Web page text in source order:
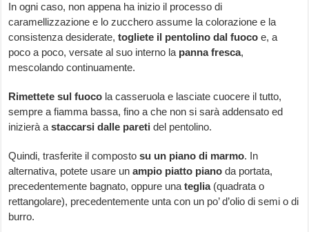
In ogni caso, non appena ha inizio il processo di
caramellizzazione e lo zucchero assume la colorazione e la
consistenza desiderate,togliete il pentolino dal fuoco e, a
poco a poco, versate al suo interno la panna fresca,
mescolando continuamente.
Rimettete sul fuoco la casseruola e lasciate cuocere il tutto,
sempre a fiamma bassa, fino a che non si sarà addensato ed
inizierà astaccarsi dalle pareti del pentolino.
Quindi, trasferite il compostosu un piano di marmo. In
alternativa, potete usare unampio piatto piano da portata,
precedentemente bagnato, oppure unateglia(quadrata o
rettangolare), precedentemente unta con un po’ d’olio di semi o di
burro.